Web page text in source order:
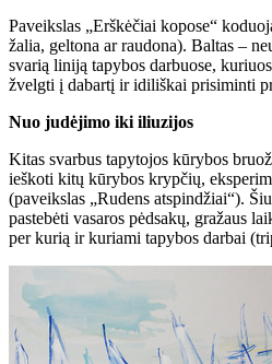
Paveikslas „Erškėčiai kopose“
žalia, geltona ar raudona). Baltas –
svarią liniją tapybos darbuose,
žvelgti į dabartį ir idiliškai prisiminti
Nuo judėjimo iki iliuzijos
Kitas svarbus tapytojos kūrybos
ieškoti kitų kūrybos krypčių,
(paveikslas „Rudens atspindžiai“).
pastebėti vasaros pėdsakų, gražaus
per kurią ir kuriami tapybos darbai